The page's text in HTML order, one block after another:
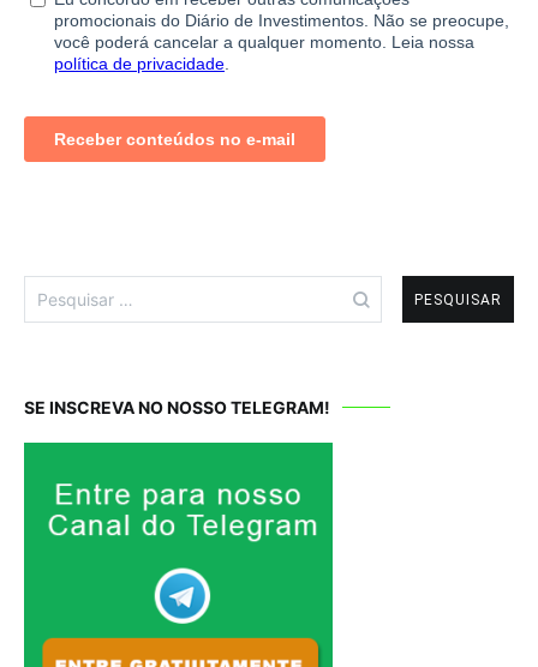
Pesquisar
por:
SE INSCREVA NO NOSSO TELEGRAM!